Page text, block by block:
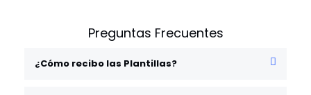
Preguntas Frecuentes
¿Cómo recibo las Plantillas?